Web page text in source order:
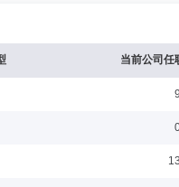
生，经济师，籍贯山西省，中
任昆明营业部交易员。1998年7
年12月任成都营业部总经理
事，硕士。现任申万宏源证券有
当前公司任